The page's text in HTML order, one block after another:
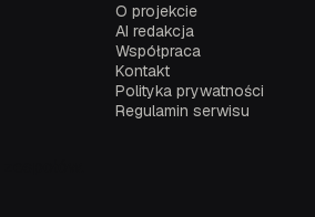
O projekcie
AI redakcja
Współpraca
Kontakt
Polityka prywatności
Regulamin serwisu